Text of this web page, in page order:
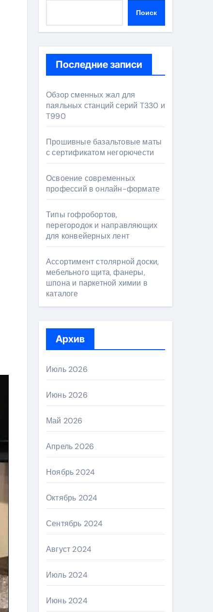
Поиск
Последние записи
Обзор сменных жал для
паяльных станций серий T330 и
T990
Прошивные базальтовые маты
с сертификатом негорючести
Освоение современных
профессий в онлайн-формате
Типы гофробортов,
перегородок и направляющих
для конвейерных лент
Ассортимент столярной доски,
мебельного щита, фанеры,
шпона и паркетной химии в
каталоге
Архив
Июль 2026
Июнь 2026
Май 2026
Апрель 2026
Ноябрь 2024
Октябрь 2024
Сентябрь 2024
Август 2024
Июль 2024
Июнь 2024